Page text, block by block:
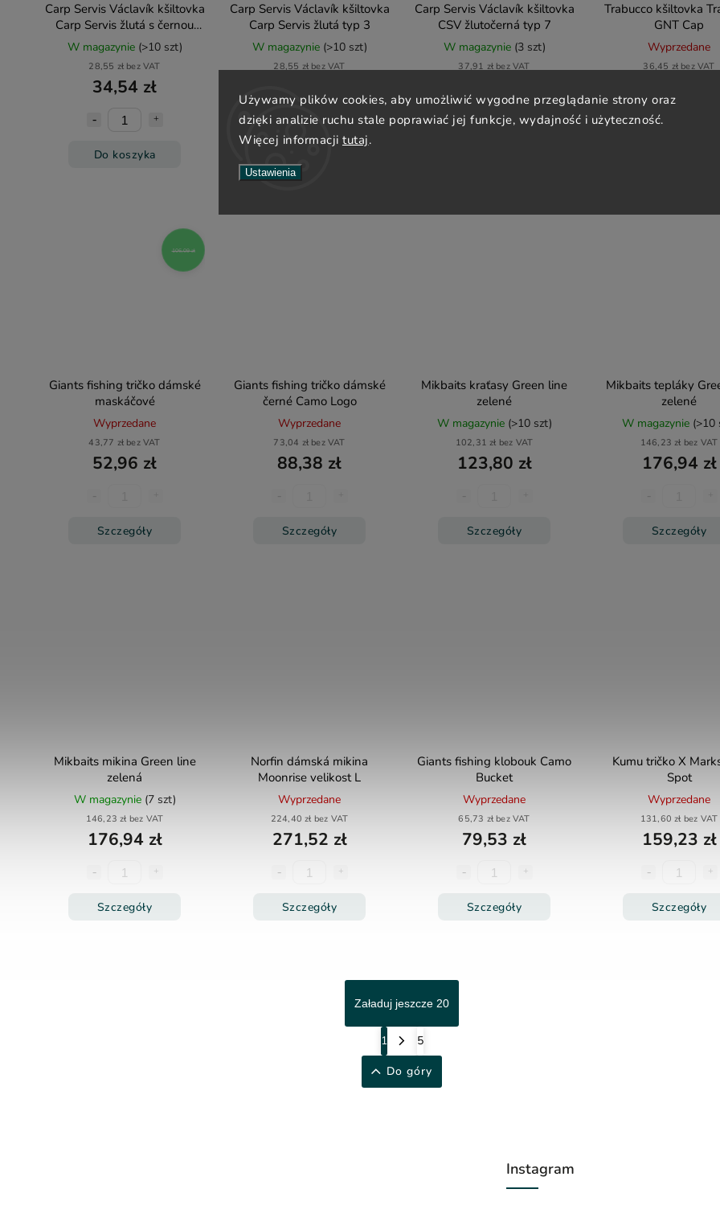
Używamy plików cookies, aby umożliwić wygodne przeglądanie strony oraz
dzięki analizie ruchu stale poprawiać jej funkcje, wydajność i użyteczność.
Więcej informacji tutaj.
Ustawienia
Carp Servis Václavík kšiltovka
Carp Servis žlutá s černou
linkou typ 8
W magazynie (>10 szt)
28,55 zł bez VAT
34,54 zł
Do koszyka
Carp Servis Václavík kšiltovka
Carp Servis žlutá typ 3
W magazynie (>10 szt)
28,55 zł bez VAT
Carp Servis Václavík kšiltovka
CSV žlutočerná typ 7
W magazynie (3 szt)
37,91 zł bez VAT
Trabucco kšiltovka
GNT Cap
Wyprzedane
36,45 zł bez VAT
106,09 zł
Giants fishing tričko dámské
maskáčové
Wyprzedane
43,77 zł bez VAT
52,96 zł
Szczegóły
Giants fishing tričko dámské
černé Camo Logo
Wyprzedane
73,04 zł bez VAT
88,38 zł
Szczegóły
Mikbaits kraťasy Green line
zelené
W magazynie (>10 szt)
102,31 zł bez VAT
123,80 zł
Szczegóły
Mikbaits tepláky
zelené
W magazynie (>10
146,23 zł bez VAT
176,94 zł
Szczegóły
Mikbaits mikina Green line
zelená
W magazynie (7 szt)
146,23 zł bez VAT
176,94 zł
Szczegóły
Norfin dámská mikina
Moonrise velikost L
Wyprzedane
224,40 zł bez VAT
271,52 zł
Szczegóły
Giants fishing klobouk Camo
Bucket
Wyprzedane
65,73 zł bez VAT
79,53 zł
Szczegóły
Kumu tričko X
Spot
Wyprzedane
131,60 zł bez VAT
159,23 zł
Szczegóły
Załaduj jeszcze 20
1
5
Do góry
Instagram